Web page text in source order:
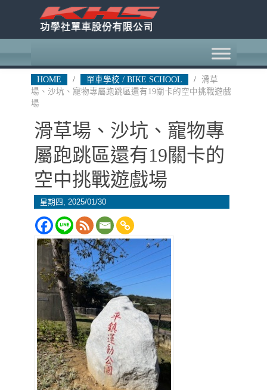
HOME / 單車學校 / BIKE SCHOOL /
滑草
場、沙坑、寵物專屬跑跳區還有19關卡的空中挑戰遊戲
場
滑草場、沙坑、寵物專
屬跑跳區還有19關卡的
空中挑戰遊戲場
星期四, 2025/01/30